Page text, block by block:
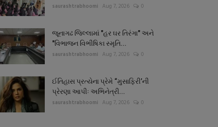
saurashtrabhoomi Aug 7, 2026 0
જૂનાગઢ જિલ્લામાં "હર ઘર તિરંગા" અને
"વિભાજન વિભીષિકા સ્મૃતિ...
saurashtrabhoomi Aug 7, 2026 0
ઈતિહાસ પ્રત્યેના પ્રેમે “મુસાફિરી’ની
પ્રેરણા આપીઃ અભિનેત્રી...
saurashtrabhoomi Aug 7, 2026 0